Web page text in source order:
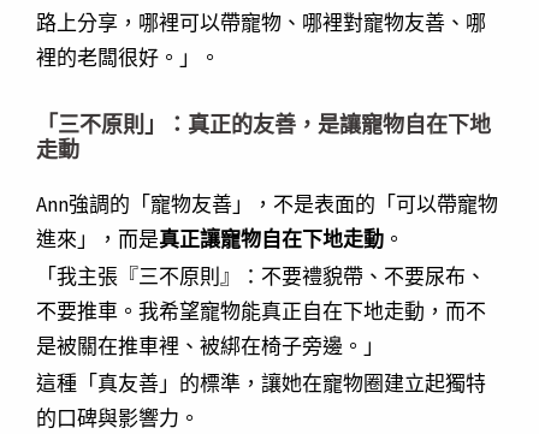
路上分享，哪裡可以帶寵物、哪裡對寵物友善、哪
裡的老闆很好。」。
「三不原則」：真正的友善，是讓寵物自在下地
走動
Ann強調的「寵物友善」，不是表面的「可以帶寵物
進來」，而是真正讓寵物自在下地走動 。
「我主張『三不原則』：不要禮貌帶、不要尿布、
不要推車。我希望寵物能真正自在下地走動，而不
是被關在推車裡、被綁在椅子旁邊。」
這種「真友善」的標準，讓她在寵物圈建立起獨特
的口碑與影響力。